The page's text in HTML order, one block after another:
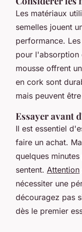
Les matériaux
semelles jouent
performance.
pour l'absorption
mousse offrent
en cork sont
mais peuvent
Essayer avant
Il est essentiel
faire un achat.
quelques
sentent. Attention
nécessiter une
découragez pas
dès le premier